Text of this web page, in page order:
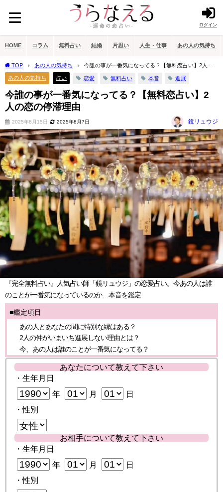
ログイン
HOME コラム 無料占い 結婚 片思い 人生・仕事 あの人の気持ち
TOP あの人の気持ち
今誰の事が一番気になってる？【無料恋占い】2人の
恋の停滞理由
あの人の気持ち 占い 恋愛 無料占い 本音 進展
今誰の事が一番気になってる？【無料恋占い】2
人の恋の停滞理由
2025年8月15日 2025年8月7日 鏡リュウジ
『完全無料占い』人気占い師「鏡リュウジ」の恋愛占い。今あの人は誰
のことが一番気になっているのか…本音を鑑定
■鑑定項目
あの人とあなたの間に特別な縁はある？
2人の仲がいまいち進展しない理由とは？
今、あの人は誰のことが一番気になってる？
あなたについて教えて下さい
・生年月日
年 月
日
・性別
お相手について教えて下さい
・生年月日
年 月
日
・性別